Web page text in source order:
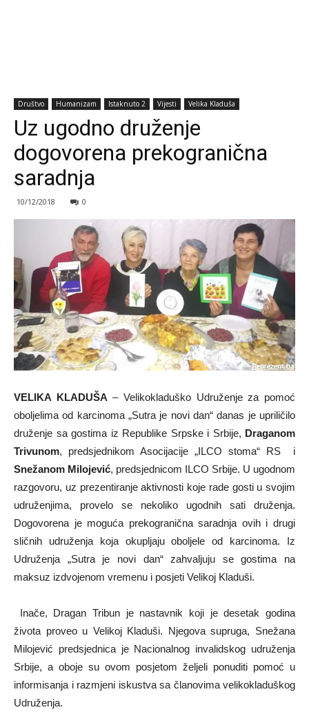
Društvo Humanizam Istaknuto 2 Vijesti Velika Kladuša
Uz ugodno druženje
dogovorena prekogranična
saradnja
10/12/2018 0
VELIKA KLADUŠA – Velikokladuško Udruženje za pomoć
oboljelima od karcinoma „Sutra je novi dan“ danas je upriličilo
druženje sa gostima iz Republike Srpske i Srbije, Draganom
Trivunom, predsjednikom Asocijacije „ILCO stoma“ RS i
Snežanom Milojević, predsjednicom ILCO Srbije. U ugodnom
razgovoru, uz prezentiranje aktivnosti koje rade gosti u svojim
udruženjima, provelo se nekoliko ugodnih sati druženja.
Dogovorena je moguća prekogranična saradnja ovih i drugi
sličnih udruženja koja okupljaju oboljele od karcinoma. Iz
Udruženja „Sutra je novi dan“ zahvaljuju se gostima na
maksuz izdvojenom vremenu i posjeti Velikoj Kladuši.
Inače, Dragan Tribun je nastavnik koji je desetak godina
života proveo u Velikoj Kladuši. Njegova supruga, Snežana
Milojević predsjednica je Nacionalnog invalidskog udruženja
Srbije, a oboje su ovom posjetom željeli ponuditi pomoć u
informisanja i razmjeni iskustva sa članovima velikokladuškog
Udruženja.